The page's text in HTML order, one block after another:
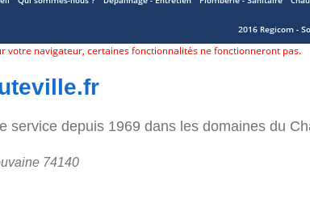
service depuis 1969 dans les domaines du
74140